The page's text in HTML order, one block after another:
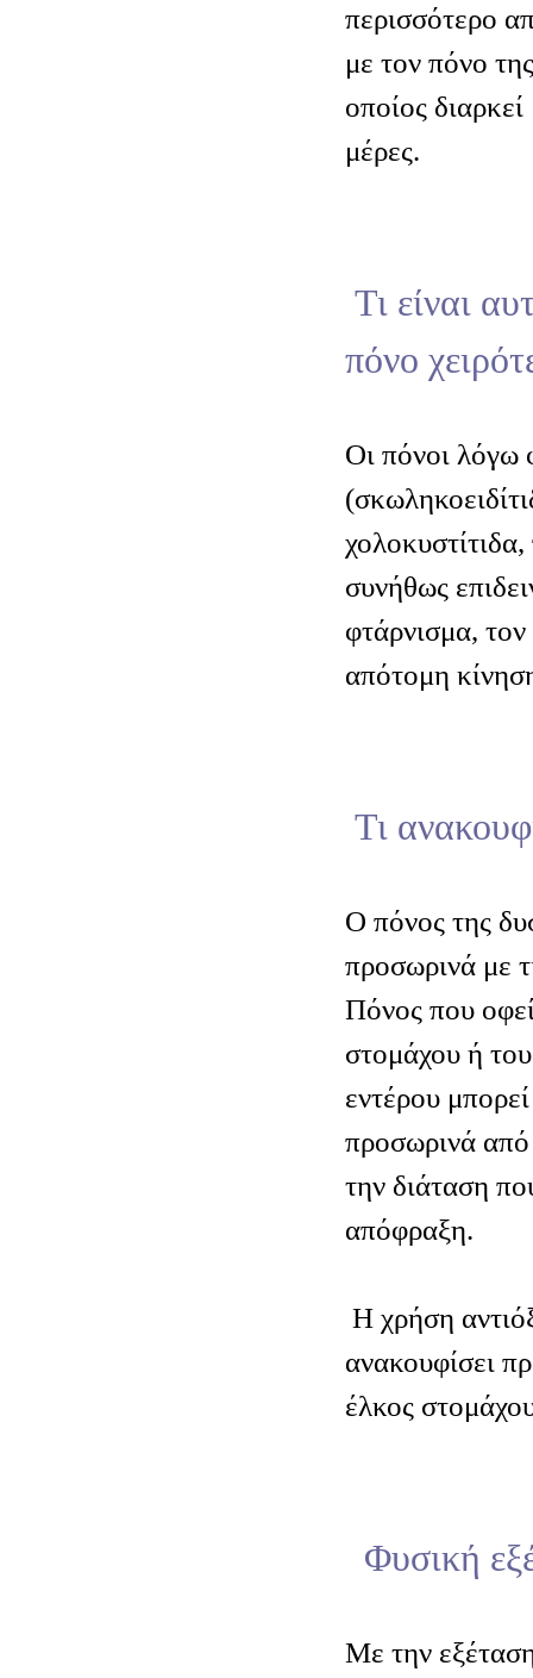
περισσότερο
με τον πόνο
οποίος
μέρες.
Τι είναι
πόνο
Οι πόνοι λόγω
συνήθως
φτάρνισμα,
απότομη
Τι
Ο πόνος της
προσωρινά με
Πόνος που
στομάχου ή
εντέρου
προσωρινά από
την διάταση
απόφραξη.
Η χρήση
ανακουφίσει
έλκος
Φυσική
Με την